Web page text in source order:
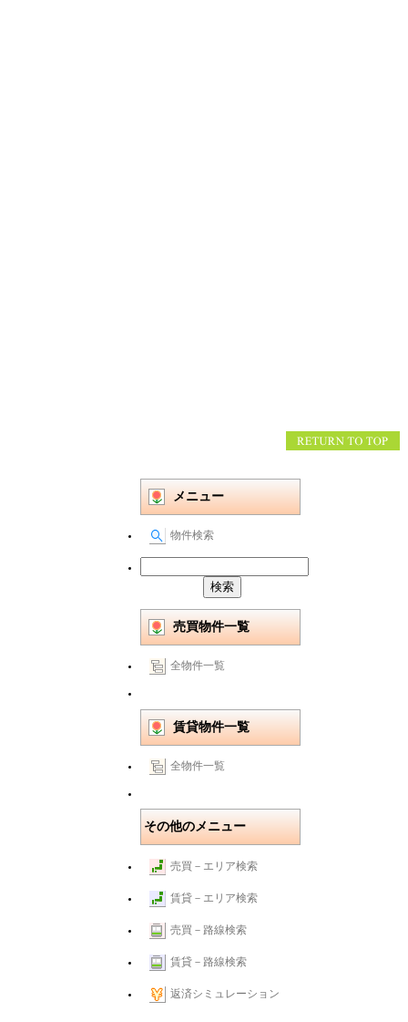
メニュー
物件検索
売買物件一覧
全物件一覧
賃貸物件一覧
全物件一覧
その他のメニュー
売買－エリア検索
賃貸－エリア検索
売買－路線検索
賃貸－路線検索
返済シミュレーション